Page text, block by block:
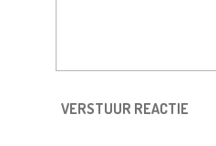
VERSTUUR REACTIE